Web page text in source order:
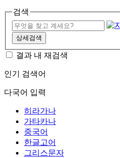
검색
상세검색
결과 내 재검색
인기 검색어
다국어 입력
히라가나
가타카나
중국어
한글고어
그리스문자